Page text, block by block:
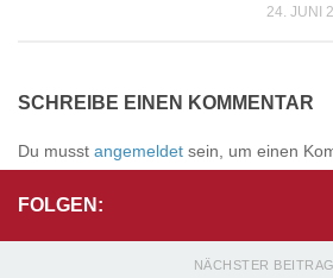
24. JUNI
SCHREIBE EINEN KOMMENTAR
Du musst angemeldet sein, um einen
FOLGEN:
NÄCHSTER BEITRAG